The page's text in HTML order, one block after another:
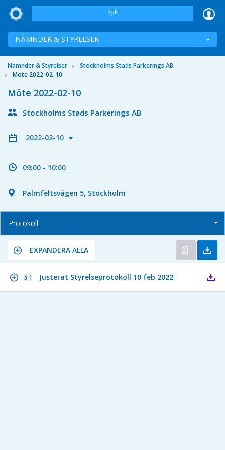
Sök
NÄMNDER & STYRELSER
Nämnder & Styrelser
Stockholms Stads Parkerings AB
Möte 2022-02-10
Möte 2022-02-10
Stockholms Stads Parkerings AB
2022-02-10
09:00 - 10:00
Palmfeltsvägen 5, Stockholm
Protokoll
EXPANDERA ALLA
§ 1 Justerat Styrelseprotokoll 10 feb 2022